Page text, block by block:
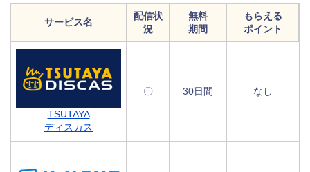
サービス名
配信状
況
無料
期間
もらえる
ポイント
TSUTAYA
ディスカス
〇 30日間 なし